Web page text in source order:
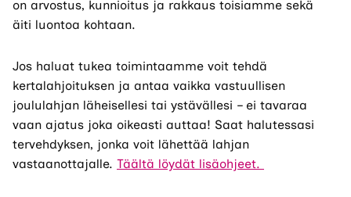
on arvostus, kunnioitus ja rakkaus toisiamme sekä
äiti luontoa kohtaan.
Jos haluat tukea toimintaamme voit tehdä
kertalahjoituksen ja antaa vaikka vastuullisen
joululahjan läheisellesi tai ystävällesi – ei tavaraa
vaan ajatus joka oikeasti auttaa! Saat halutessasi
tervehdyksen, jonka voit lähettää lahjan
vastaanottajalle. Täältä löydät lisäohjeet.